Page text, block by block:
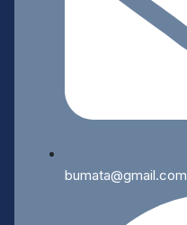
bumata@gmail.com